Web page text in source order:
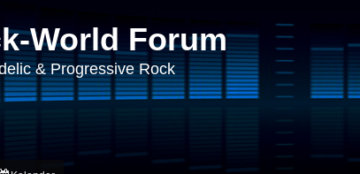
World Forum
& Progressive Rock